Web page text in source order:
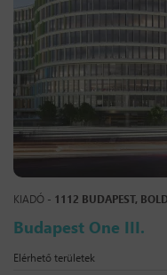
KIADÓ - 1112 BUDAPEST,
Budapest One III.
Elérhető területek